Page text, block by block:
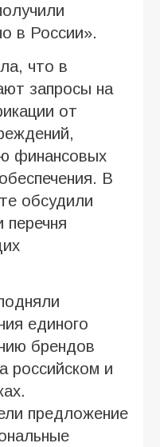
в России».
что в
запросы на
от
финансовых
В
обсудили
перечня
единого
брендов
российском и
предложение